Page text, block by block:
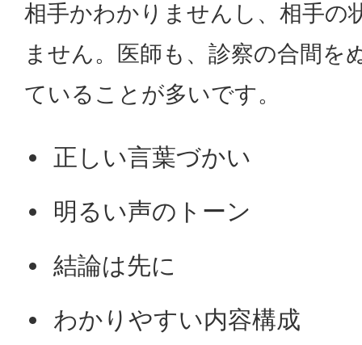
相手かわかりませんし、相手の
ません。医師も、診察の合間を
ていることが多いです。
正しい言葉づかい
明るい声のトーン
結論は先に
わかりやすい内容構成